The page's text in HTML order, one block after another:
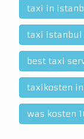
taxi in
taxi istanbul
best taxi
taxikosten
was kosten